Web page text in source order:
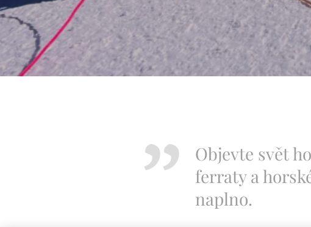
Objevte svět
ferraty a
naplno.